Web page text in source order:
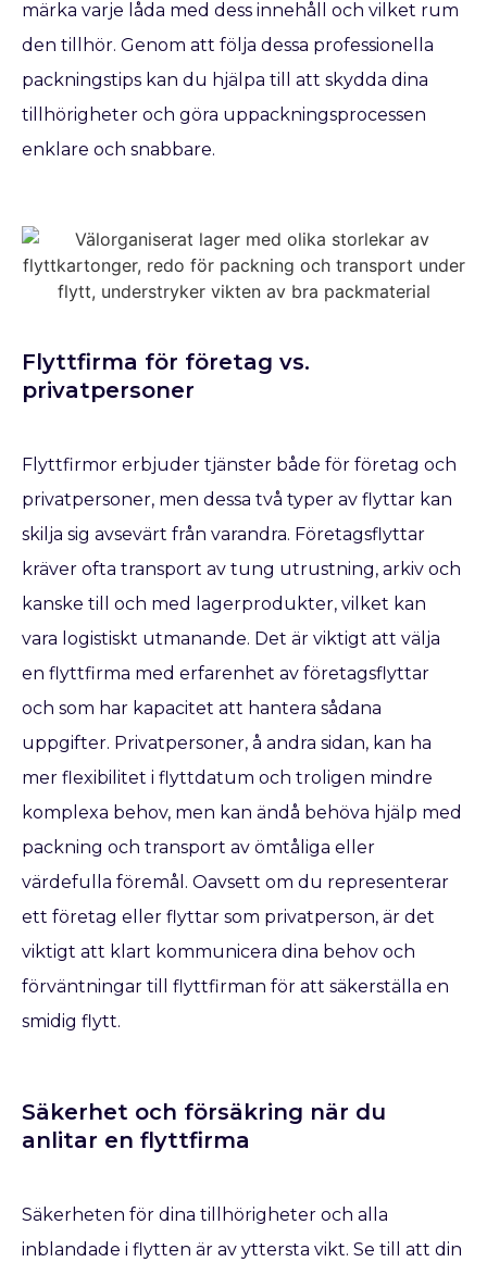
märka varje låda med dess innehåll och vilket rum
den tillhör. Genom att följa dessa professionella
packningstips kan du hjälpa till att skydda dina
tillhörigheter och göra uppackningsprocessen
enklare och snabbare.
Flyttfirma för företag vs.
privatpersoner
Flyttfirmor erbjuder tjänster både för företag och
privatpersoner, men dessa två typer av flyttar kan
skilja sig avsevärt från varandra. Företagsflyttar
kräver ofta transport av tung utrustning, arkiv och
kanske till och med lagerprodukter, vilket kan
vara logistiskt utmanande. Det är viktigt att välja
en flyttfirma med erfarenhet av företagsflyttar
och som har kapacitet att hantera sådana
uppgifter. Privatpersoner, å andra sidan, kan ha
mer flexibilitet i flyttdatum och troligen mindre
komplexa behov, men kan ändå behöva hjälp med
packning och transport av ömtåliga eller
värdefulla föremål. Oavsett om du representerar
ett företag eller flyttar som privatperson, är det
viktigt att klart kommunicera dina behov och
förväntningar till flyttfirman för att säkerställa en
smidig flytt.
Säkerhet och försäkring när du
anlitar en flyttfirma
Säkerheten för dina tillhörigheter och alla
inblandade i flytten är av yttersta vikt. Se till att din